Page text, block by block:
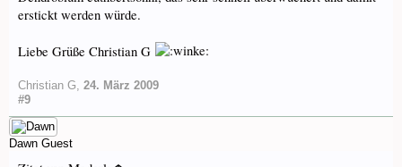
erstickt werden würde.
Liebe Grüße Christian G
Christian G, 24. März 2009
#9
Dawn Guest